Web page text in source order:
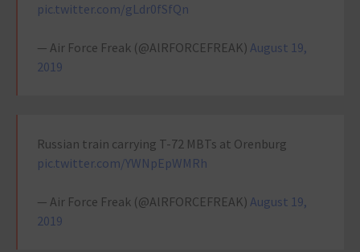
pic.twitter.com/gLdr0fSfQn
— Air Force Freak (@AlRFORCEFREAK) August 19,
2019
Russian train carrying T-72 MBTs at Orenburg
pic.twitter.com/YWNpEpWMRh
— Air Force Freak (@AlRFORCEFREAK) August 19,
2019